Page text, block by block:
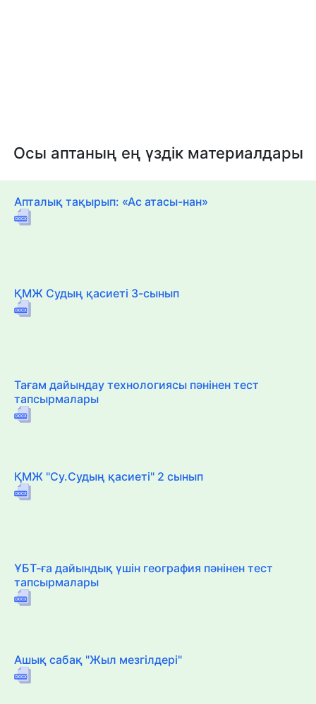
Осы аптаның ең үздік материалдары
Апталық тақырып: «Ас атасы-нан»
ҚМЖ Судың қасиеті 3-сынып
Тағам дайындау технологиясы пәнінен тест
тапсырмалары
ҚМЖ "Су.Судың қасиеті" 2 сынып
ҰБТ-ға дайындық үшін география пәнінен тест
тапсырмалары
Ашық сабақ "Жыл мезгілдері"